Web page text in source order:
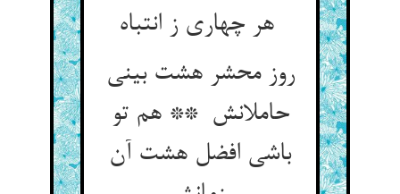
روز محشر هشت بینی
حاملانش ** هم تو
باشی افضل هشت آن